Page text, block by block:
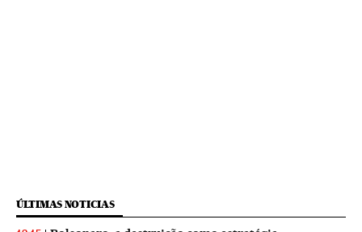
ÚLTIMAS NOTICIAS